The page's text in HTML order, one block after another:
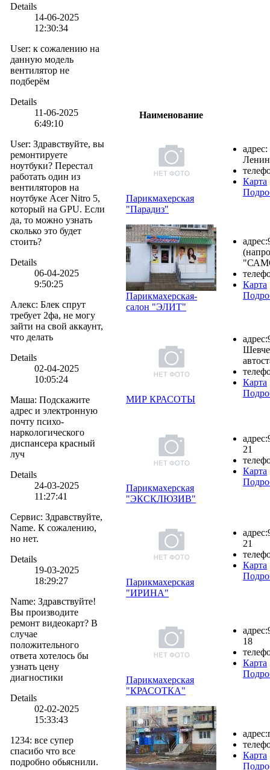
Details
14-06-2025
12:30:34
User: к сожалению на
данную модель
вентилятор не
подберём
Details
11-06-2025
6:49:10
User: Здравствуйте, вы
ремонтируете
ноутбуки? Перестал
работать один из
вентиляторов на
ноутбуке Acer Nitro 5,
который на GPU. Если
да, то можно узнать
сколько это будет
стоить?
Details
06-04-2025
9:50:25
Алекс: Блек спрут
требует 2фа, не могу
зайти на свой аккаунт,
что делать
Details
02-04-2025
10:05:24
Маша: Подскажите
адрес и электронную
почту психо-
наркологического
диспансера красный
луч
Details
24-03-2025
11:27:41
Сервис: Здравствуйте,
Name. К сожалению,
но нет.
Details
19-03-2025
18:29:27
Name: Здравствуйте!
Вы производите
ремонт видеокарт? В
случае
положительного
ответа хотелось бы
узнать цену
диагностики
Details
02-02-2025
15:33:43
1234: все супер
спасибо что все
подробно обьяснили.
Наименование
Парикмахерская
"Парадиз"
адрес:
Карта
Парикмахерская-
салон "ЭЛИТ"
адрес:
Карта
МИР КРАСОТЫ
адрес:
Карта
Парикмахерская
"ЭКСКЛЮЗИВ"
адрес:
21
Карта
Парикмахерская
"ИРИНА"
адрес:
21
Карта
Парикмахерская
"КРАСОТКА"
адрес:
18
Карта
адрес:
Карта